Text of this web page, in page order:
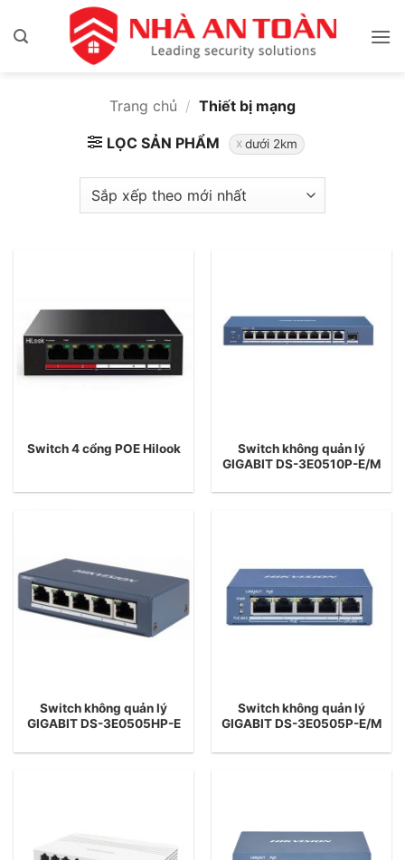
qua
Trang chủ / Thiết bị mạng
LỌC SẢN PHẨM dưới 2km
Switch 4 cổng POE Hilook
Switch không quản lý
GIGABIT DS-3E0510P-E/M
Switch không quản lý
GIGABIT DS-3E0505HP-E
Switch không quản lý
GIGABIT DS-3E0505P-E/M